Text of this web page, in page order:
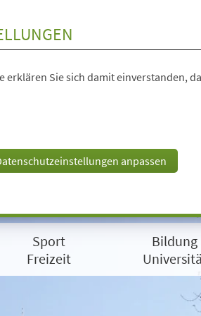
erklären Sie sich damit einverstanden,
anpassen
Sport
Freizeit
Bildung